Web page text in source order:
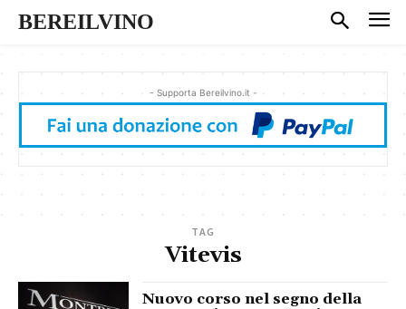
BEREILVINO
- Supporta Bereilvino.it -
TAG
Vitevis
Nuovo corso nel segno della